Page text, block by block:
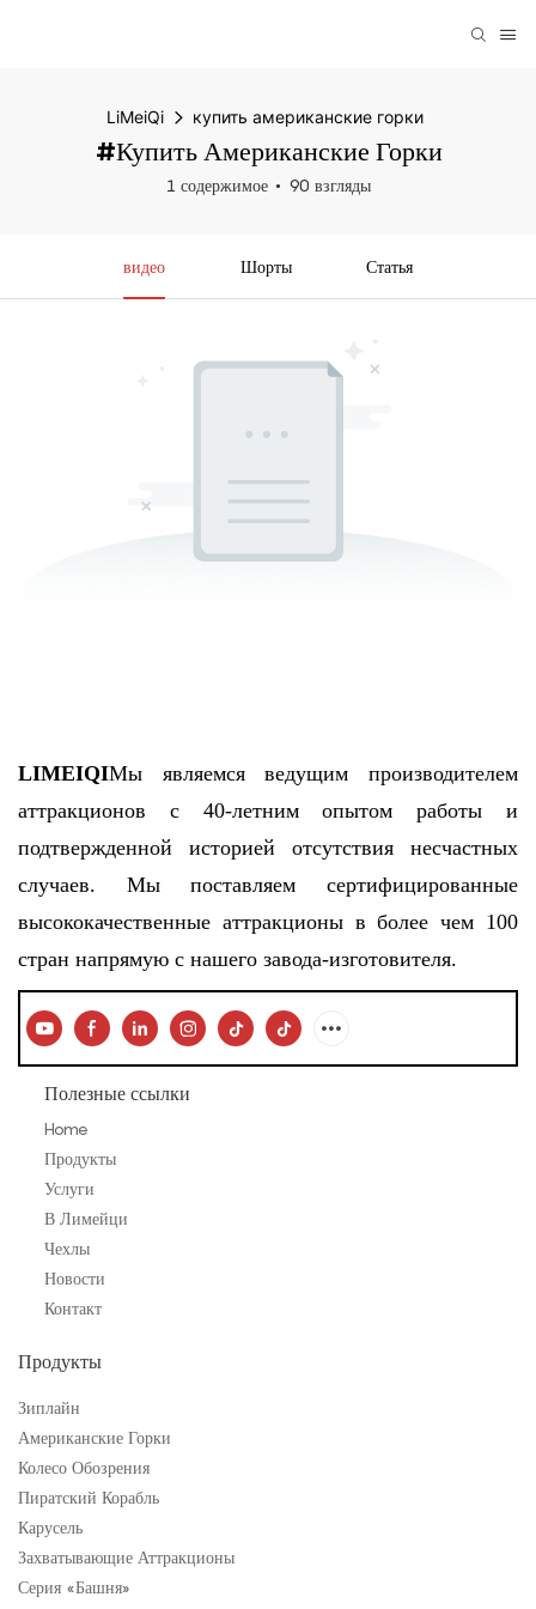
LiMeiQi купить американские горки
#купить Американские Горки
1 содержимое 90 взгляды
видео Шорты Статья
LIMEIQIМы являемся ведущим производителем
аттракционов с 40-летним опытом работы и
подтвержденной историей отсутствия несчастных
случаев. Мы поставляем сертифицированные
высококачественные аттракционы в более чем 100
стран напрямую с нашего завода-изготовителя.
Полезные ссылки
Home
Продукты
Услуги
В Лимейци
Чехлы
Новости
Контакт
Продукты
Зиплайн
Американские Горки
Колесо Обозрения
Пиратский Корабль
Карусель
Захватывающие Аттракционы
Серия «Башня»